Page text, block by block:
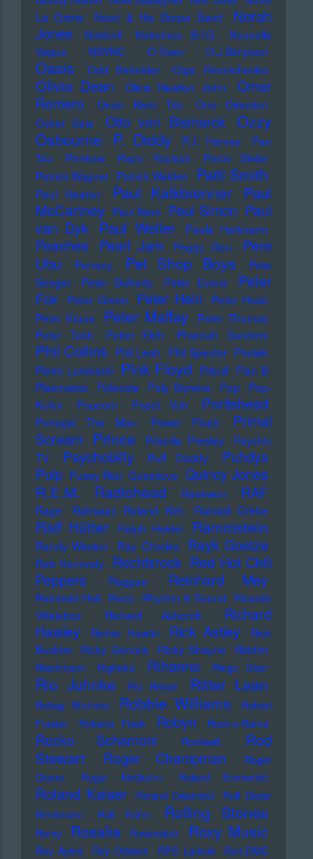
La Grinta
Noori & His Dorpa Band
Norah
Jones
Notdurft Notorious B.I.G.
Nouvelle
Vague
NSYNC O-Town O.J.Simpson
Oasis Odd Beholder Olga Reznichenko
Olivia Dean Olivia Newton John
Omar
Romero
Omer Klein Trio
One Direction
Oskar Sala
Otto von Bismarck Ozzy
Osbourne
P. Diddy P.J. Harvey
Pan
Tau
Pankow Papo Yoplack
Parov Stelar
Patrick Wagner Patrick Walden Patti Smith
Paul Heaton Paul Kalkbrenner
Paul
McCartney Paul Nero Paul Simon Paul
van Dyk Paul Weller Paula Hartmann
Peaches Pearl Jam Peggy Gou
Pere
Ubu
Perrecy Pet Shop Boys
Pete
Seeger
Peter Doherty Peter Evans
Peter
Fox
Peter Green Peter Hein
Peter Hook
Peter Kraus
Peter Maffay
Peter Thomas
Peter Tosh
Petter Eldh Pharoah Sanders
Phil Collins Phil Lesh Phil Spector Photek
Pietro Lombardi
Pink Floyd Pitbull Plan B
Plasmatics
Polecats Poly Styrene Pop
Pop-
Kultur
Popcorn Popol Vuh Portishead
Portugal The Man Power Plush
Primal
Scream
Prince Priscilla Presley
Psychic
TV
Psychobilly Puff Daddy
Puhdys
Pulp Pussy Riot Questlove Quincy Jones
R.E.M. Radiohead Raekwon RAF
Rage Rahsaan Roland Kirk Rainald Grebe
Ralf Hütter Ralph Heidel Rammstein
Randy Weston Ray Charles Rayk Goetze
Reb Kennedy Rechtsrock Red Hot Chili
Peppers
Reggae Reinhard Mey
Reinhold Heil Rezo Rhythm & Sound Ricardo
Villalobos
Richard Ashcroft
Richard
Hawley
Richie Hawtin Rick Astley
Rick
Buckler
Ricky Gervais Ricky Shayne Riddim
Riechmann Righeira Rihanna Ringo Starr
Rio Juhnke Rio Reiser Ritter Lean
Robag Wruhme Robbie Williams
Robert
Forster
Roberta Flack Robyn Rock-o-Rama
Rocko Schamoni Rockwell
Rod
Stewart
Roger Champman
Roger
Cicero
Roger McGuinn Roland Emmerich
Roland Kaiser Roland Owsnitzki
Rolf Dieter
Brinkmann
Rolf Kühn Rolling Stones
Romy Rosalia Rosenstolz Roxy Music
Roy Ayers Roy Orbison RPS Lanrue
Run-DMC